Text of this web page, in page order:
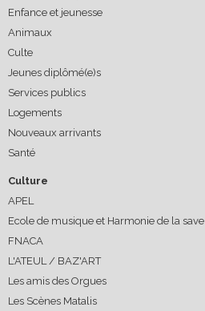
Enfance et jeunesse
Animaux
Culte
Jeunes diplômé(e)s
Services publics
Logements
Nouveaux arrivants
Santé
Culture
APEL
Ecole de musique et Harmonie de la save
FNACA
L'ATEUL / BAZ'ART
Les amis des Orgues
Les Scènes Matalis